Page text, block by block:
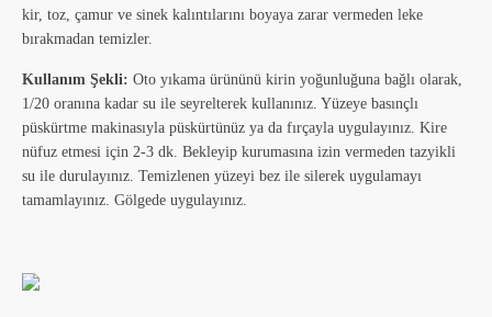
kir, toz, çamur ve sinek kalıntılarını boyaya zarar vermeden leke
bırakmadan temizler.
Kullanım Şekli: Oto yıkama ürününü kirin yoğunluğuna bağlı olarak,
1/20 oranına kadar su ile seyrelterek kullanınız. Yüzeye basınçlı
püskürtme makinasıyla püskürtünüz ya da fırçayla uygulayınız. Kire
nüfuz etmesi için 2-3 dk. Bekleyip kurumasına izin vermeden tazyikli
su ile durulayınız. Temizlenen yüzeyi bez ile silerek uygulamayı
tamamlayınız. Gölgede uygulayınız.